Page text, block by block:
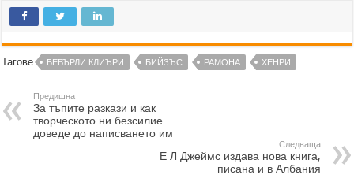
Тагове БЕВЪРЛИ КЛИЪРИ БИЙЗЪС РАМОНА ХЕНРИ
Предишна
За тъпите разкази и как
творческото ни безсилие
доведе до написването им
Следваща
Е Л Джеймс издава нова книга,
писана и в Албания